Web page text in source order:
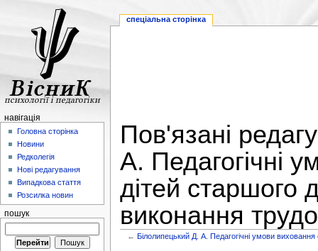
Пов'язані
А. Педагогічні
дітей старшого
виконання
←Білолипецький Д. А. Педагогічні умови
спеціальна сторінка
навігація
Головна сторінка
Новини
Редколегія
Нові редагування
Випадкова стаття
Розсилка новин
пошук